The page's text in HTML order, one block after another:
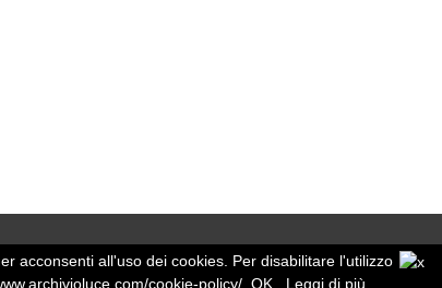
acconsenti all'uso dei cookies. Per disabilitare l'utilizzo
cookie-policy/ OK Leggi di più